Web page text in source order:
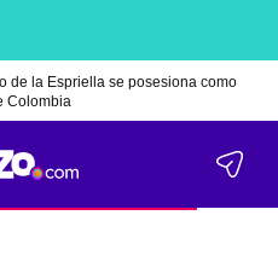
de la Espriella se posesiona como
Colombia